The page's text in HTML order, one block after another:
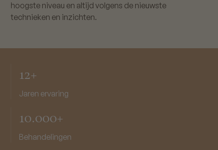
hoogste niveau en altijd volgens de nieuwste
technieken en inzichten.
12+
Jaren ervaring
10.000+
Behandelingen